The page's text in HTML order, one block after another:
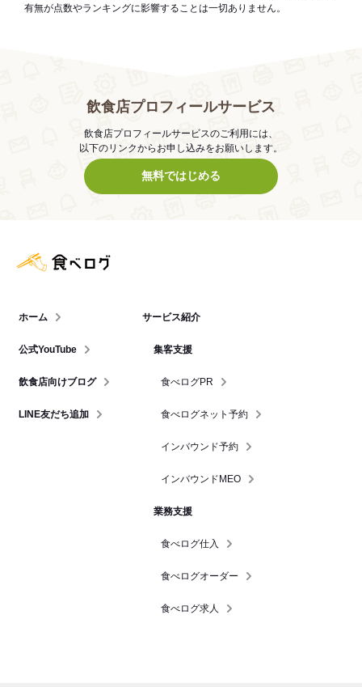
有無が点数やランキングに影響することは一切ありません。
飲食店プロフィールサービス
飲食店プロフィールサービスのご利用には、
以下のリンクからお申し込みをお願いします。
無料ではじめる
ホーム
公式YouTube
飲食店向けブログ
LINE友だち追加
サービス紹介
集客支援
食べログPR
食べログネット予約
インバウンド予約
インバウンドMEO
業務支援
食べログ仕入
食べログオーダー
食べログ求人